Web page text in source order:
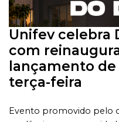
Unifev celebra
com
lançamento
terça-feira
Evento promovido pelo